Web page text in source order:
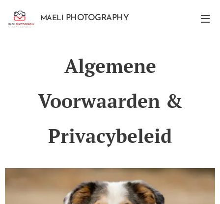
MAELI PHOTOGRAPHY
Algemene
Voorwaarden &
Privacybeleid